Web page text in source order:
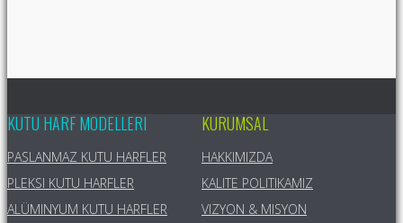
KUTU HARF MODELLERI
PASLANMAZ KUTU HARFLER
PLEKSI KUTU HARFLER
ALÜMINYUM KUTU HARFLER
KURUMSAL
HAKKIMIZDA
KALITE POLITIKAMIZ
VIZYON & MISYON